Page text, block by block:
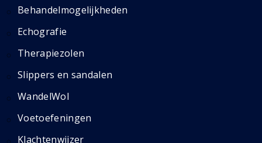
Behandelmogelijkheden
Echografie
Therapiezolen
Slippers en sandalen
WandelWol
Voetoefeningen
Klachtenwijzer